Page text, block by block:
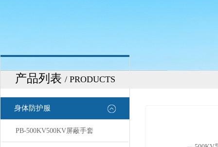
产品列表 / PRODUCTS
身体防护服
PB-500KV500KV屏蔽手套